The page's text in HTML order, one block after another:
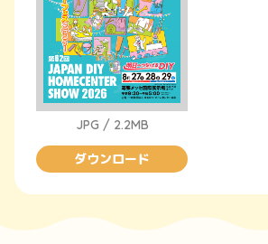
JPG / 2.2MB
ダウンロード